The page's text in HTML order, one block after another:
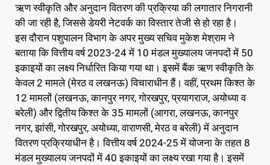
ऋण स्वीकृति और अनुदान वितरण की प्रक्रिया की लगातार निगरानी
की जा रही है, जिससे डेयरी नेटवर्क का विस्तार तेजी से हो रहा है।
इस दौरान पशुपालन विभाग के अपर मुख्य सचिव मुकेश मेश्राम ने
बताया कि वित्तीय वर्ष 2023-24 में 10 मंडल मुख्यालय जनपदों में 50
इकाइयों का लक्ष्य निर्धारित किया गया था। इसमें बैंक ऋण स्वीकृति के
केवल 2 मामले (मेरठ व लखनऊ) विचाराधीन हैं। वहीं, प्रथम किश्त के
12 मामलों (लखनऊ, कानपुर नगर, गोरखपुर, प्रयागराज, अयोध्या व
बरेली) और द्वितीय किश्त के 35 मामलों (आगरा, लखनऊ, कानपुर
नगर, झांसी, गोरखपुर, अयोध्या, वाराणसी, मेरठ व बरेली) में अनुदान
वितरण प्रक्रियाधीन है। वित्तीय वर्ष 2024-25 में योजना के तहत 8
मंडल मुख्यालय जनपदों में 40 इकाइयों का लक्ष्य रखा गया है। इसमें